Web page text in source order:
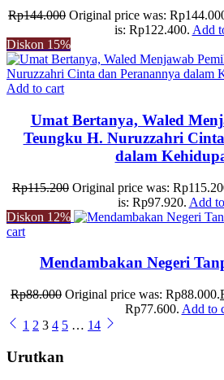
Rp144.000 Original price was:
is: Rp122.400. Add
Diskon 15%
Add to cart
Umat Bertanya, Waled
Teungku H. Nuruzzahri
dalam
Rp115.200 Original price was:
is: Rp97.920. Add
Diskon 12%
cart
Mendambakan Negeri
Rp88.000 Original price was: Rp88.000.
Rp77.600. Add to
1 2 3 4 5 … 14
Urutkan